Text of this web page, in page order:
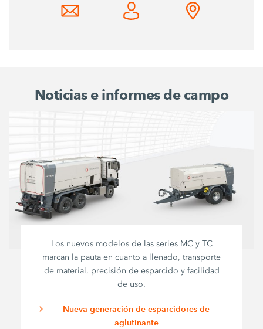
Noticias e informes de campo
Los nuevos modelos de las series MC y TC
marcan la pauta en cuanto a llenado, transporte
de material, precisión de esparcido y facilidad
de uso.
Nueva generación de esparcidores de
aglutinante